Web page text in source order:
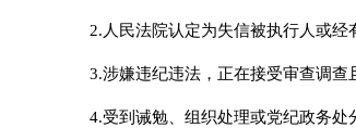
2.人民法院认定为失信被执行人或经
3.涉嫌违纪违法，正在接受审查调查
4.受到诫勉、组织处理或党纪政务处